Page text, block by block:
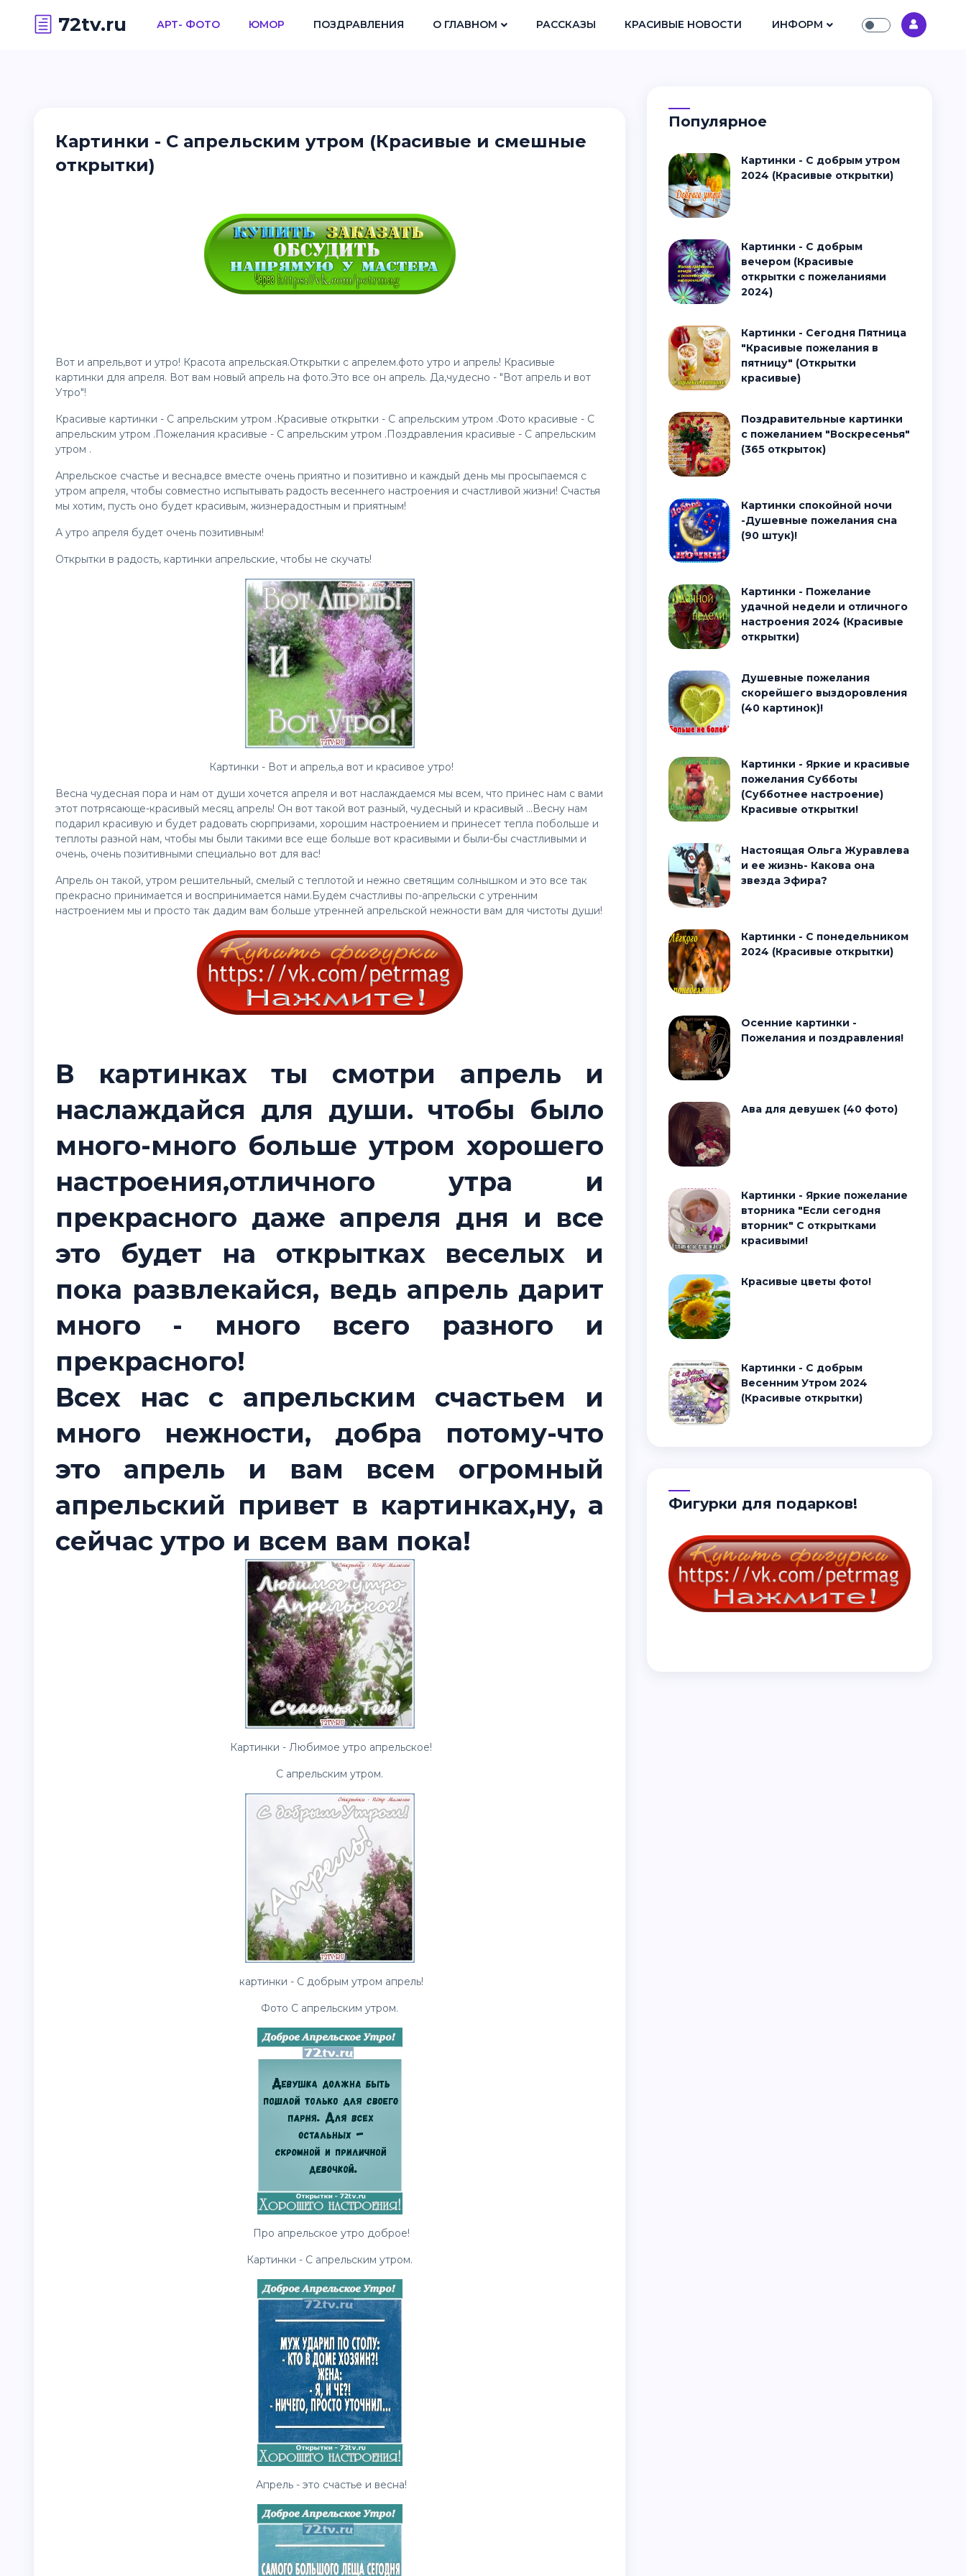
72tv.ru АРТ- ФОТО ЮМОР ПОЗДРАВЛЕНИЯ О ГЛАВНОМ РАССКАЗЫ КРАСИВЫЕ НОВОСТИ ИНФОРМ
Картинки - С апрельским утром (Красивые и смешные
открытки)
Вот и апрель,вот и утро! Красота апрельская.Открытки с апрелем.фото утро и апрель! Красивые
картинки для апреля. Вот вам новый апрель на фото.Это все он апрель. Да,чудесно - "Вот апрель и вот
Утро"!
Красивые картинки - С апрельским утром .Красивые открытки - С апрельским утром .Фото красивые - С
апрельским утром .Пожелания красивые - С апрельским утром .Поздравления красивые - С апрельским
утром .
Апрельское счастье и весна,все вместе очень приятно и позитивно и каждый день мы просыпаемся с
утром апреля, чтобы совместно испытывать радость весеннего настроения и счастливой жизни! Счастья
мы хотим, пусть оно будет красивым, жизнерадостным и приятным!
А утро апреля будет очень позитивным!
Открытки в радость, картинки апрельские, чтобы не скучать!
Картинки - Вот и апрель,а вот и красивое утро!
Весна чудесная пора и нам от души хочется апреля и вот наслаждаемся мы всем, что принес нам с вами
этот потрясающе-красивый месяц апрель! Он вот такой вот разный, чудесный и красивый ...Весну нам
подарил красивую и будет радовать сюрпризами, хорошим настроением и принесет тепла побольше и
теплоты разной нам, чтобы мы были такими все еще больше вот красивыми и были-бы счастливыми и
очень, очень позитивными специально вот для вас!
Апрель он такой, утром решительный, смелый с теплотой и нежно светящим солнышком и это все так
прекрасно принимается и воспринимается нами.Будем счастливы по-апрельски с утренним
настроением мы и просто так дадим вам больше утренней апрельской нежности вам для чистоты души!
В картинках ты смотри апрель и
наслаждайся для души. чтобы было
много-много больше утром хорошего
настроения,отличного утра и
прекрасного даже апреля дня и все
это будет на открытках веселых и
пока развлекайся, ведь апрель дарит
много - много всего разного и
прекрасного!
Всех нас с апрельским счастьем и
много нежности, добра потому-что
это апрель и вам всем огромный
апрельский привет в картинках,ну, а
сейчас утро и всем вам пока!
Картинки - Любимое утро апрельское!
С апрельским утром.
картинки - С добрым утром апрель!
Фото С апрельским утром.
Про апрельское утро доброе!
Картинки - С апрельским утром.
Апрель - это счастье и весна!
Популярное
Картинки - С добрым утром
2024 (Красивые открытки)
Картинки - С добрым
вечером (Красивые
открытки с пожеланиями
2024)
Картинки - Сегодня Пятница
"Красивые пожелания в
пятницу" (Открытки
красивые)
Поздравительные картинки
с пожеланием "Воскресенья"
(365 открыток)
Картинки спокойной ночи
-Душевные пожелания сна
(90 штук)!
Картинки - Пожелание
удачной недели и отличного
настроения 2024 (Красивые
открытки)
Душевные пожелания
скорейшего выздоровления
(40 картинок)!
Картинки - Яркие и красивые
пожелания Субботы
(Субботнее настроение)
Красивые открытки!
Настоящая Ольга Журавлева
и ее жизнь- Какова она
звезда Эфира?
Картинки - С понедельником
2024 (Красивые открытки)
Осенние картинки -
Пожелания и поздравления!
Ава для девушек (40 фото)
Картинки - Яркие пожелание
вторника "Если сегодня
вторник" С открытками
красивыми!
Красивые цветы фото!
Картинки - С добрым
Весенним Утром 2024
(Красивые открытки)
Фигурки для подарков!